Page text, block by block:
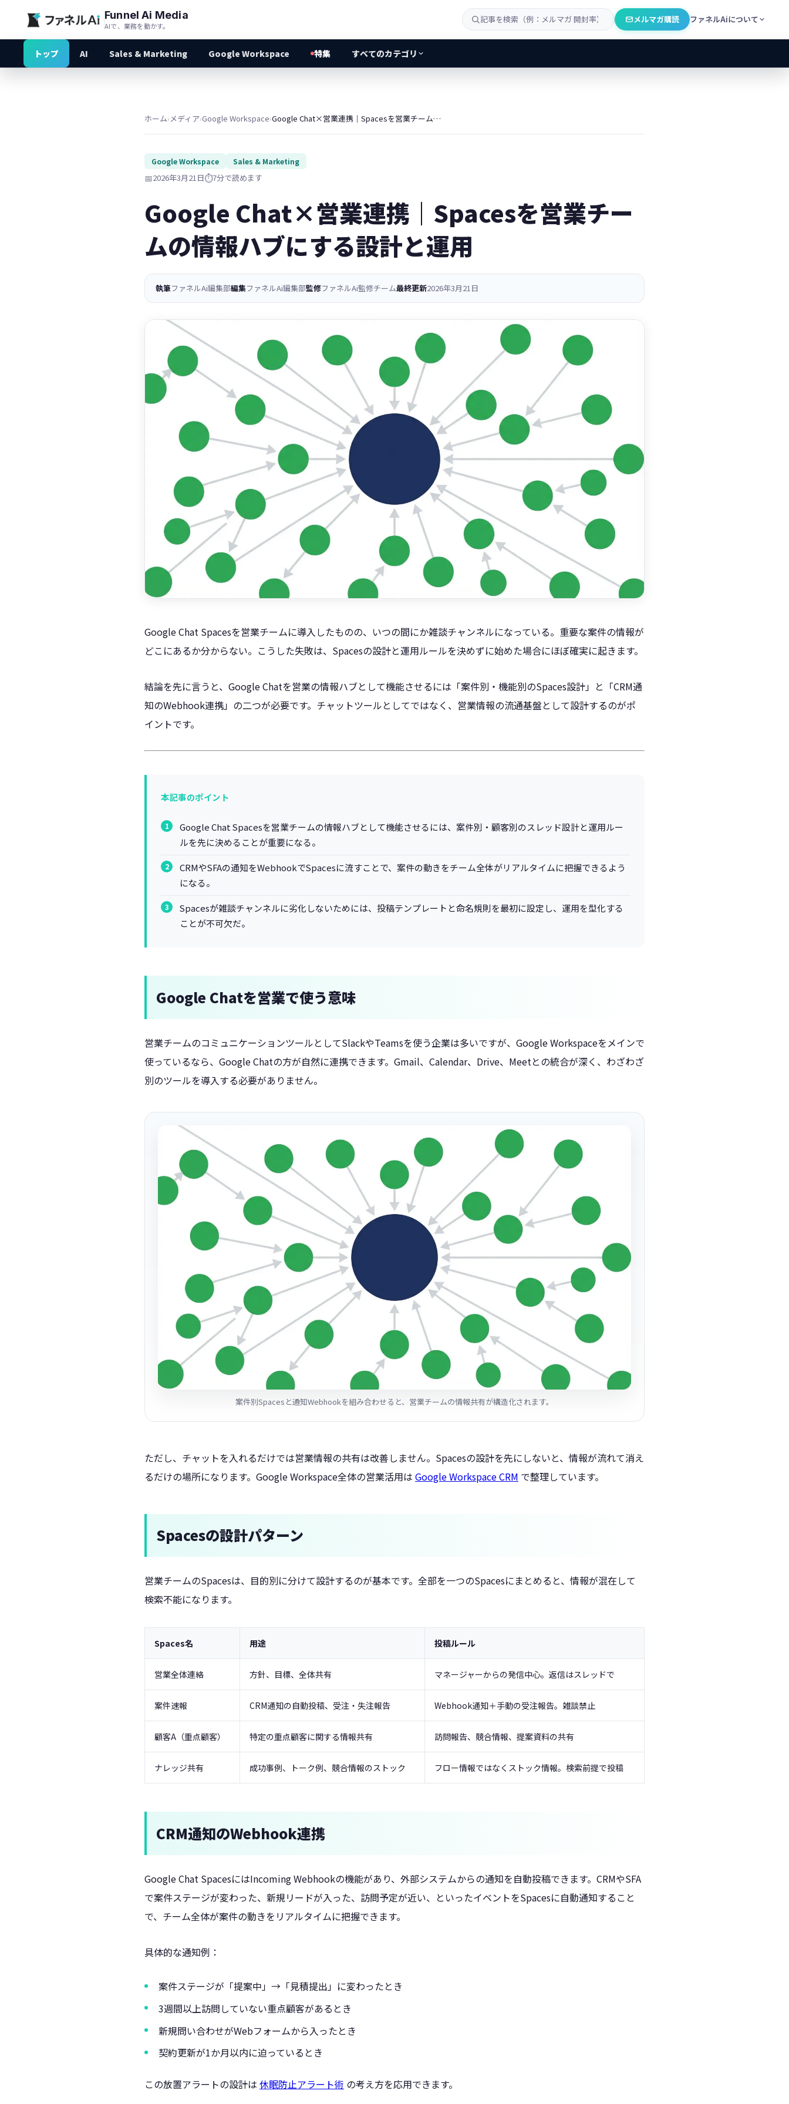
Funnel Ai Media
AIで、業務を動かす。
メルマガ購読 ファネルAiについて
トップ AI Sales & Marketing Google Workspace 特集 すべてのカテゴリ
ホーム›メディア›Google Workspace› Google Chat×営業連携｜Spacesを営業チームの情報ハブにする設計と運用
Google Workspace Sales & Marketing
📅2026年3月21日⏱️7分で読めます
Google Chat×営業連携｜Spacesを営業チー
ムの情報ハブにする設計と運用
執筆ファネルAi編集部編集ファネルAi編集部監修ファネルAi監修チーム最終更新2026年3月21日
Google Chat Spacesを営業チームに導入したものの、いつの間にか雑談チャンネルになっている。重要な案件の情報が
どこにあるか分からない。こうした失敗は、Spacesの設計と運用ルールを決めずに始めた場合にほぼ確実に起きます。
結論を先に言うと、Google Chatを営業の情報ハブとして機能させるには「案件別・機能別のSpaces設計」と「CRM通
知のWebhook連携」の二つが必要です。チャットツールとしてではなく、営業情報の流通基盤として設計するのがポ
イントです。
本記事のポイント
Google Chat Spacesを営業チームの情報ハブとして機能させるには、案件別・顧客別のスレッド設計と運用ルー
ルを先に決めることが重要になる。
CRMやSFAの通知をWebhookでSpacesに流すことで、案件の動きをチーム全体がリアルタイムに把握できるよう
になる。
Spacesが雑談チャンネルに劣化しないためには、投稿テンプレートと命名規則を最初に設定し、運用を型化する
ことが不可欠だ。
Google Chatを営業で使う意味
営業チームのコミュニケーションツールとしてSlackやTeamsを使う企業は多いですが、Google Workspaceをメインで
使っているなら、Google Chatの方が自然に連携できます。Gmail、Calendar、Drive、Meetとの統合が深く、わざわざ
別のツールを導入する必要がありません。
案件別Spacesと通知Webhookを組み合わせると、営業チームの情報共有が構造化されます。
ただし、チャットを入れるだけでは営業情報の共有は改善しません。Spacesの設計を先にしないと、情報が流れて消え
るだけの場所になります。Google Workspace全体の営業活用は Google Workspace CRM で整理しています。
Spacesの設計パターン
営業チームのSpacesは、目的別に分けて設計するのが基本です。全部を一つのSpacesにまとめると、情報が混在して
検索不能になります。
Spaces名 用途 投稿ルール
営業全体連絡 方針、目標、全体共有 マネージャーからの発信中心。返信はスレッドで
案件速報 CRM通知の自動投稿、受注・失注報告 Webhook通知＋手動の受注報告。雑談禁止
顧客A（重点顧客） 特定の重点顧客に関する情報共有 訪問報告、競合情報、提案資料の共有
ナレッジ共有 成功事例、トーク例、競合情報のストック フロー情報ではなくストック情報。検索前提で投稿
CRM通知のWebhook連携
Google Chat SpacesにはIncoming Webhookの機能があり、外部システムからの通知を自動投稿できます。CRMやSFA
で案件ステージが変わった、新規リードが入った、訪問予定が近い、といったイベントをSpacesに自動通知すること
で、チーム全体が案件の動きをリアルタイムに把握できます。
具体的な通知例：
案件ステージが「提案中」→「見積提出」に変わったとき
3週間以上訪問していない重点顧客があるとき
新規問い合わせがWebフォームから入ったとき
契約更新が1か月以内に迫っているとき
この放置アラートの設計は 休眠防止アラート術 の考え方を応用できます。